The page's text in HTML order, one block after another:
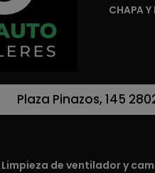
CHAPA Y
Plaza Pinazos, 145
Limpieza de ventilador y